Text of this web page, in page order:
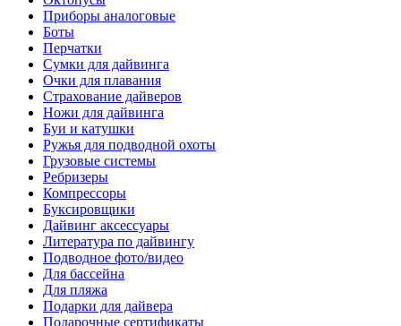
Приборы аналоговые
Боты
Перчатки
Сумки для дайвинга
Очки для плавания
Страхование дайверов
Ножи для дайвинга
Буи и катушки
Ружья для подводной охоты
Грузовые системы
Ребризеры
Компрессоры
Буксировщики
Дайвинг аксессуары
Литература по дайвингу
Подводное фото/видео
Для бассейна
Для пляжа
Подарки для дайвера
Подарочные сертификаты